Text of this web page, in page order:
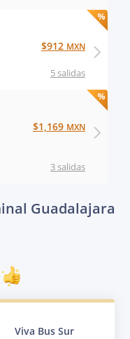
5 salidas
$912 MXN
3 salidas
$1,169 MXN
Guadalajara
Viva Bus Sur